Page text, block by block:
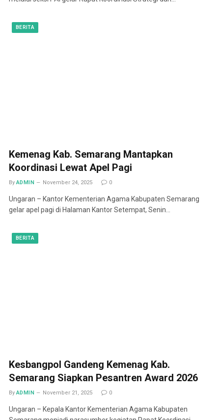
BERITA
Kemenag Kab. Semarang Mantapkan
Koordinasi Lewat Apel Pagi
By ADMIN November 24, 2025 0
Ungaran – Kantor Kementerian Agama Kabupaten Semarang
gelar apel pagi di Halaman Kantor Setempat, Senin…
BERITA
Kesbangpol Gandeng Kemenag Kab.
Semarang Siapkan Pesantren Award 2026
By ADMIN November 21, 2025 0
Ungaran – Kepala Kantor Kementerian Agama Kabupaten